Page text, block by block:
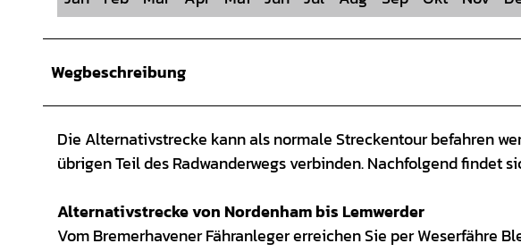
Wegbeschreibung
Die Alternativstrecke kann als normale Streckentour befahren
übrigen Teil des Radwanderwegs verbinden. Nachfolgend findet
Alternativstrecke von Nordenham bis Lemwerder
Vom Bremerhavener Fähranleger erreichen Sie per Weserfähre